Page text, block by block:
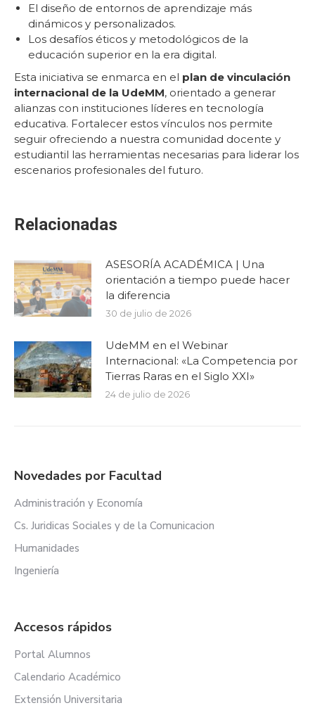
El diseño de entornos de aprendizaje más
dinámicos y personalizados.
Los desafíos éticos y metodológicos de la
educación superior en la era digital.
Esta iniciativa se enmarca en el plan de vinculación
internacional de la UdeMM, orientado a generar
alianzas con instituciones líderes en tecnología
educativa. Fortalecer estos vínculos nos permite
seguir ofreciendo a nuestra comunidad docente y
estudiantil las herramientas necesarias para liderar los
escenarios profesionales del futuro.
Relacionadas
ASESORÍA ACADÉMICA | Una
orientación a tiempo puede hacer
la diferencia
30 de julio de 2026
UdeMM en el Webinar
Internacional: «La Competencia por
Tierras Raras en el Siglo XXI»
24 de julio de 2026
Novedades por Facultad
Administración y Economía
Cs. Juridicas Sociales y de la Comunicacion
Humanidades
Ingeniería
Accesos rápidos
Portal Alumnos
Calendario Académico
Extensión Universitaria